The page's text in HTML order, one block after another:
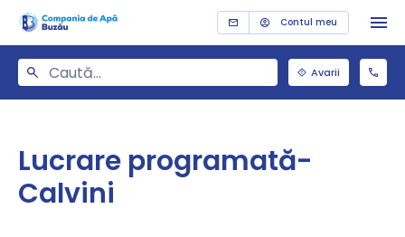
Contul meu
Avarii
Lucrare programată-
Calvini